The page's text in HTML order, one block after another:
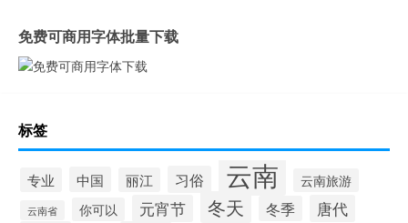
免费可商用字体批量下载
标签
专业 中国 丽江 习俗 云南 云南旅游
云南省 你可以 元宵节 冬天 冬季 唐代